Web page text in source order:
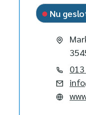
Nu
Adres
,
E-mail
info
Website